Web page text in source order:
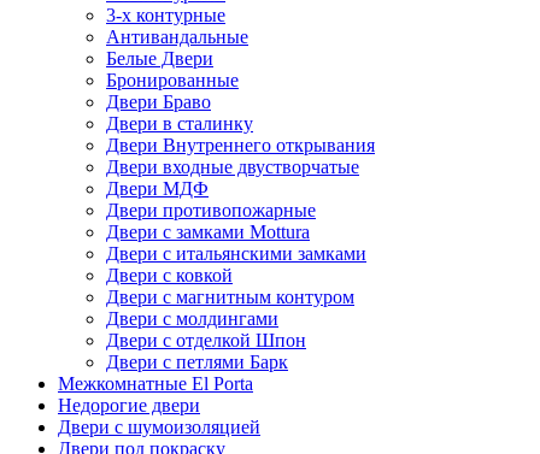
3-х контурные
Антивандальные
Белые Двери
Бронированные
Двери Браво
Двери в сталинку
Двери Внутреннего открывания
Двери входные двустворчатые
Двери МДФ
Двери противопожарные
Двери с замками Mottura
Двери с итальянскими замками
Двери с ковкой
Двери с магнитным контуром
Двери с молдингами
Двери с отделкой Шпон
Двери с петлями Барк
Межкомнатные El Porta
Недорогие двери
Двери с шумоизоляцией
Двери под покраску